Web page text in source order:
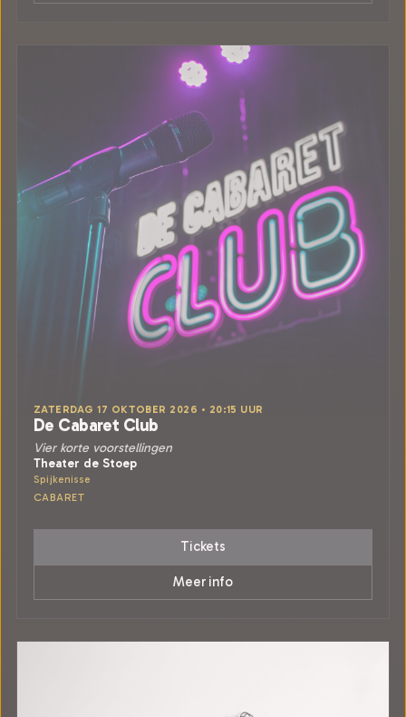
ZATERDAG 17 OKTOBER 2026 • 20:15 UUR
De Cabaret Club
Vier korte voorstellingen
Theater de Stoep
Spijkenisse
CABARET
Tickets
Meer info